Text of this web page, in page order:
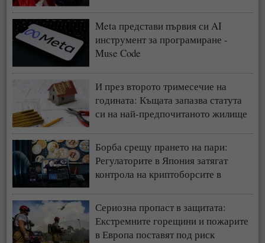
Meta представи първия си AI
инструмент за програмиране -
Muse Code
И през второто тримесечие на
годината: Къщата запазва статута
си на най-предпочитаното жилище
Борба срещу прането на пари:
Регулаторите в Япония затягат
контрола на криптоборсите в
Сериозна пропаст в защитата:
Екстремните горещини и пожарите
в Европа поставят под риск